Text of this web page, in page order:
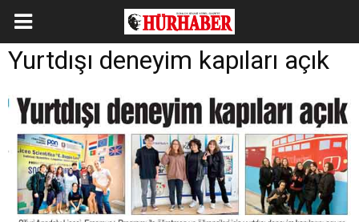
Yurtdışı deneyim kapıları açık